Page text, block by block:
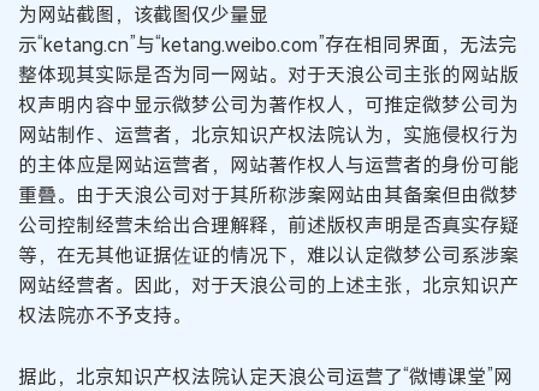
为网站截图，该截图仅少量显
示“ketang.cn”与“ketang.weibo.com”存在相同界面，无法完
整体现其实际是否为同一网站。对于天浪公司主张的网站版
权声明内容中显示微梦公司为著作权人，可推定微梦公司为
网站制作、运营者，北京知识产权法院认为，实施侵权行为
的主体应是网站运营者，网站著作权人与运营者的身份可能
重叠。由于天浪公司对于其所称涉案网站由其备案但由微梦
公司控制经营未给出合理解释，前述版权声明是否真实存疑
等，在无其他证据佐证的情况下，难以认定微梦公司系涉案
网站经营者。因此，对于天浪公司的上述主张，北京知识产
权法院亦不予支持。
据此，北京知识产权法院认定天浪公司运营了“微博课堂”网